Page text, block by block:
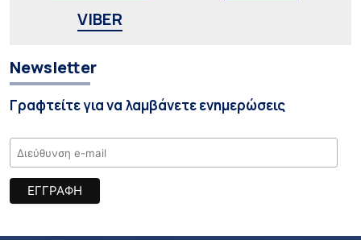
VIBER
Newsletter
Γραφτείτε για να λαμβάνετε ενημερώσεις